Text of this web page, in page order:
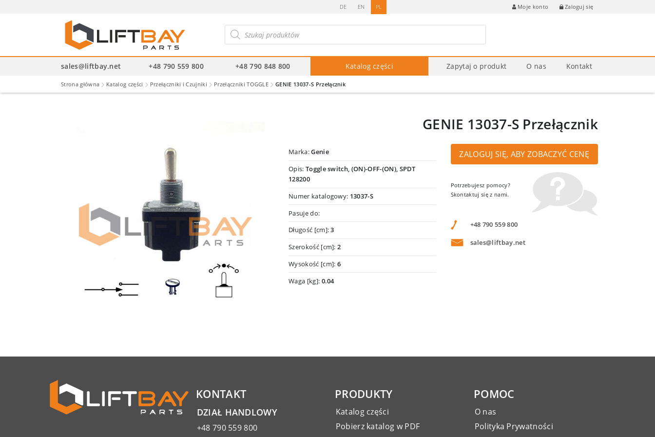
DE EN PL Moje konto Zaloguj się
produktów
sales@liftbay.net +48 790 559 800 +48 790 848 800 Katalog części Zapytaj o produkt O nas Kontakt
Strona główna Katalog części Przełączniki i Czujniki Przełączniki TOGGLE GENIE 13037-S Przełącznik
GENIE 13037-S Przełącznik
Marka:Genie
Opis: Toggle switch, (ON)-OFF-(ON), SPDT
128200
Numer katalogowy: 13037-S
Pasuje do:
Długość [cm]:3
Szerokość [cm]:2
Wysokość [cm]: 6
Waga [kg]: 0.04
ZALOGUJ SIĘ, ABY ZOBACZYĆ CENĘ
Potrzebujesz pomocy?
Skontaktuj się z nami.
+48 790 559 800
sales@liftbay.net
KONTAKT
DZIAŁ HANDLOWY
+48 790 559 800
PRODUKTY
Katalog części
Pobierz katalog w PDF
POMOC
O nas
Polityka Prywatności